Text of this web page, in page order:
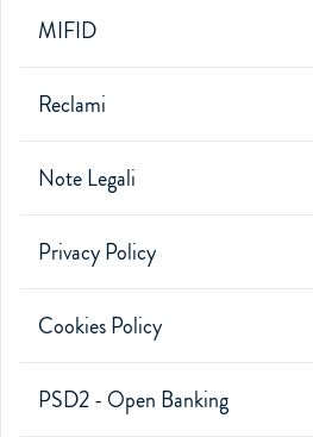
MIFID
Reclami
Note Legali
Privacy Policy
Cookies Policy
PSD2 - Open Banking